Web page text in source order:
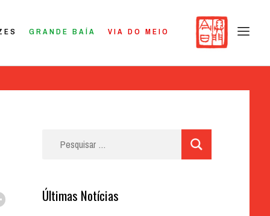
GRANDE BAÍA VIA DO MEIO
Últimas Notícias